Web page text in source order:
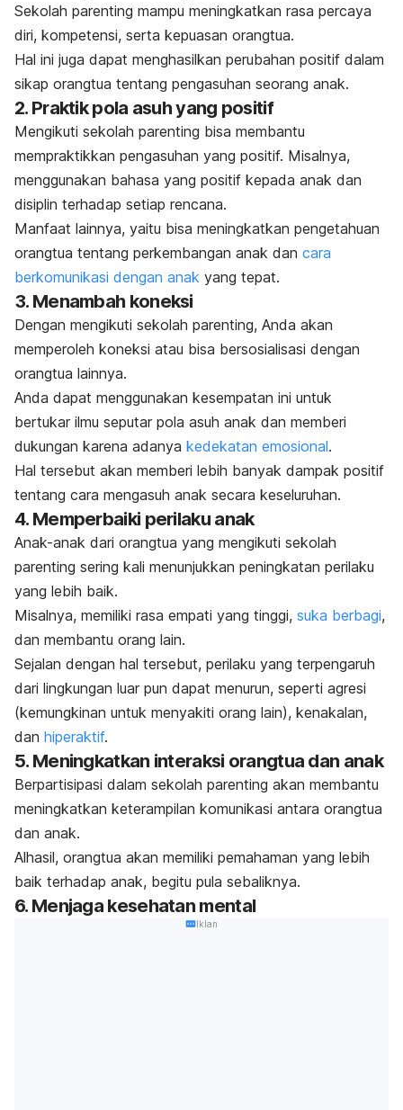
Sekolah parenting mampu meningkatkan rasa percaya
diri, kompetensi, serta kepuasan orangtua.
Hal ini juga dapat menghasilkan perubahan positif dalam
sikap orangtua tentang pengasuhan seorang anak.
2. Praktik pola asuh yang positif
Mengikuti sekolah parenting bisa membantu
mempraktikkan pengasuhan yang positif. Misalnya,
menggunakan bahasa yang positif kepada anak dan
disiplin terhadap setiap rencana.
Manfaat lainnya, yaitu bisa meningkatkan pengetahuan
orangtua tentang perkembangan anak dan cara
berkomunikasi dengan anak yang tepat.
3. Menambah koneksi
Dengan mengikuti sekolah parenting, Anda akan
memperoleh koneksi atau bisa bersosialisasi dengan
orangtua lainnya.
Anda dapat menggunakan kesempatan ini untuk
bertukar ilmu seputar pola asuh anak dan memberi
dukungan karena adanya kedekatan emosional.
Hal tersebut akan memberi lebih banyak dampak positif
tentang cara mengasuh anak secara keseluruhan.
4. Memperbaiki perilaku anak
Anak-anak dari orangtua yang mengikuti sekolah
parenting sering kali menunjukkan peningkatan perilaku
yang lebih baik.
Misalnya, memiliki rasa empati yang tinggi, suka berbagi,
dan membantu orang lain.
Sejalan dengan hal tersebut, perilaku yang terpengaruh
dari lingkungan luar pun dapat menurun, seperti agresi
(kemungkinan untuk menyakiti orang lain), kenakalan,
dan hiperaktif.
5. Meningkatkan interaksi orangtua dan anak
Berpartisipasi dalam sekolah parenting akan membantu
meningkatkan keterampilan komunikasi antara orangtua
dan anak.
Alhasil, orangtua akan memiliki pemahaman yang lebih
baik terhadap anak, begitu pula sebaliknya.
6. Menjaga kesehatan mental
Iklan